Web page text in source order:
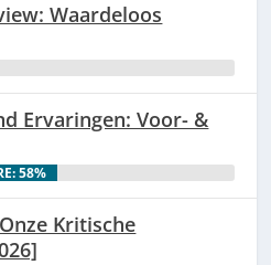
Waardeloos
Ervaringen: Voor- &
58%
Kritische